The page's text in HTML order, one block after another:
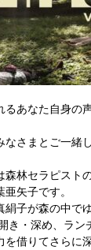
るあなた自身の
なさまとご一緒
森林セラピスト
矢子です。
絹子が森の中で
き・深め、ラン
を借りてさらに